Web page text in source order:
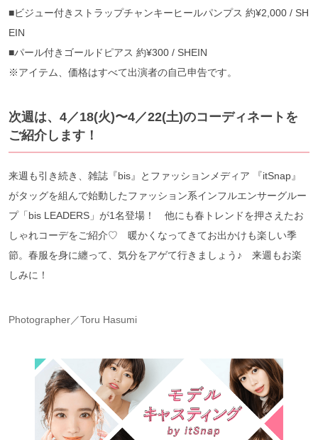
■ビジュー付きストラップチャンキーヒールパンプス 約¥2,000 / SH
EIN
■パール付きゴールドピアス 約¥300 / SHEIN
※アイテム、価格はすべて出演者の自己申告です。
次週は、4／18(火)〜4／22(土)のコーディネートを
ご紹介します！
来週も引き続き、雑誌『bis』とファッションメディア 『itSnap』
がタッグを組んで始動したファッション系インフルエンサーグルー
プ「bis LEADERS」が1名登場！ 他にも春トレンドを押さえたお
しゃれコーデをご紹介♡ 暖かくなってきてお出かけも楽しい季
節。春服を身に纏って、気分をアゲて行きましょう♪ 来週もお楽
しみに！
Photographer／Toru Hasumi